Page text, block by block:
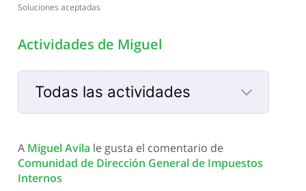
Soluciones aceptadas
Actividades de Miguel
Todas las actividades
Selected
Todas
las
actividades
A Miguel Avila le gusta el comentario de
Comunidad de Dirección General de Impuestos
Internos